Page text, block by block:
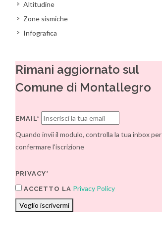
Altitudine
Zone sismiche
Infografica
Rimani aggiornato sul
Comune di Montallegro
EMAIL*
Quando invii il modulo, controlla la tua inbox per
confermare l'iscrizione
PRIVACY*
ACCETTO LA Privacy Policy
Voglio iscrivermi